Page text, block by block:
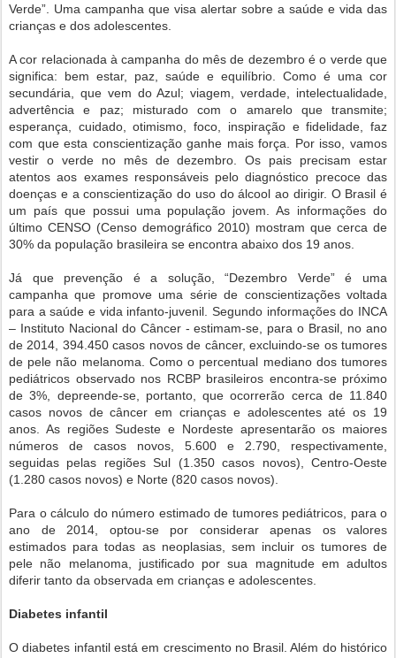
Verde”. Uma campanha que visa alertar sobre a saúde e vida das
crianças e dos adolescentes.
A cor relacionada à campanha do mês de dezembro é o verde que
significa: bem estar, paz, saúde e equilíbrio. Como é uma cor
secundária, que vem do Azul; viagem, verdade, intelectualidade,
advertência e paz; misturado com o amarelo que transmite;
esperança, cuidado, otimismo, foco, inspiração e fidelidade, faz
com que esta conscientização ganhe mais força. Por isso, vamos
vestir o verde no mês de dezembro. Os pais precisam estar
atentos aos exames responsáveis pelo diagnóstico precoce das
doenças e a conscientização do uso do álcool ao dirigir. O Brasil é
um país que possui uma população jovem. As informações do
último CENSO (Censo demográfico 2010) mostram que cerca de
30% da população brasileira se encontra abaixo dos 19 anos.
Já que prevenção é a solução, “Dezembro Verde” é uma
campanha que promove uma série de conscientizações voltada
para a saúde e vida infanto-juvenil. Segundo informações do INCA
– Instituto Nacional do Câncer - estimam-se, para o Brasil, no ano
de 2014, 394.450 casos novos de câncer, excluindo-se os tumores
de pele não melanoma. Como o percentual mediano dos tumores
pediátricos observado nos RCBP brasileiros encontra-se próximo
de 3%, depreende-se, portanto, que ocorrerão cerca de 11.840
casos novos de câncer em crianças e adolescentes até os 19
anos. As regiões Sudeste e Nordeste apresentarão os maiores
números de casos novos, 5.600 e 2.790, respectivamente,
seguidas pelas regiões Sul (1.350 casos novos), Centro-Oeste
(1.280 casos novos) e Norte (820 casos novos).
Para o cálculo do número estimado de tumores pediátricos, para o
ano de 2014, optou-se por considerar apenas os valores
estimados para todas as neoplasias, sem incluir os tumores de
pele não melanoma, justificado por sua magnitude em adultos
diferir tanto da observada em crianças e adolescentes.
Diabetes infantil
O diabetes infantil está em crescimento no Brasil. Além do histórico